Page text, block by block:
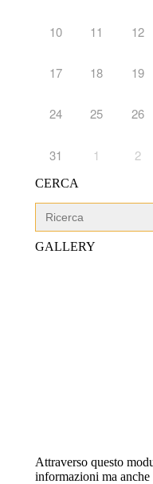
10 11 12
17 18 19
24 25 26
31 1 2
CERCA
Search
for:
GALLERY
Attraverso questo
informazioni ma